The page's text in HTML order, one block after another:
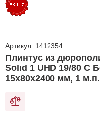
Артикул: 1412354
Плинтус из
Solid 1 UHD 19/80 C
15х80х2400 мм, 1 м.п.